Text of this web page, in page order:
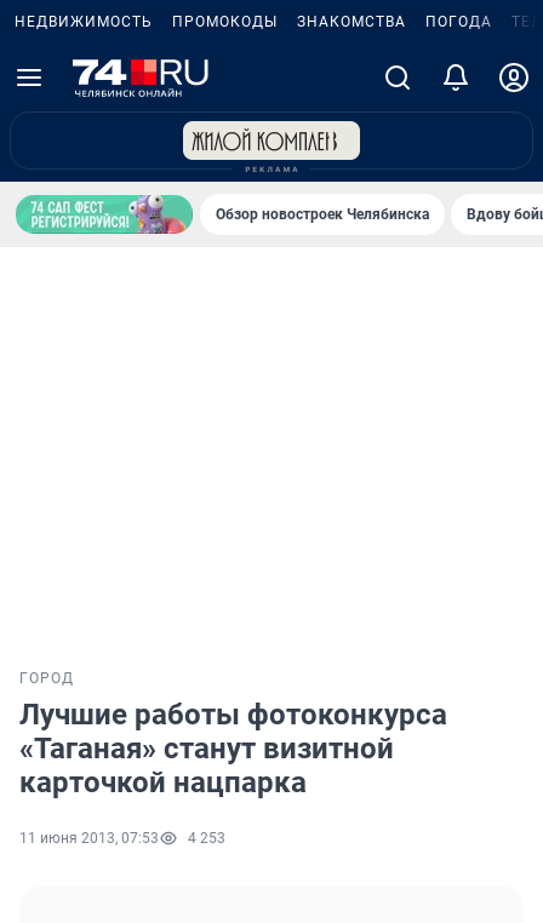
НЕДВИЖИМОСТЬ ПРОМОКОДЫ ЗНАКОМСТВА ПОГОДА
Обзор новостроек Челябинска Вдову
ГОРОД
Лучшие работы фотоконкурса
«Таганая» станут визитной
карточкой нацпарка
11 июня 2013, 07:53 4 253